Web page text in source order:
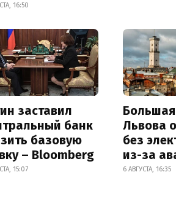
16:50
заставил
банк
базовую
– Bloomberg
15:07
Львова
без
из-за
6 АВГУСТА, 16:35